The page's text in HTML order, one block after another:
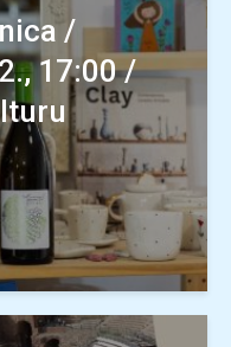
/
17:00 /